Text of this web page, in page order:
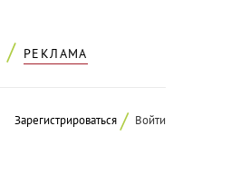
РЕКЛАМА
Зарегистрироваться Войти